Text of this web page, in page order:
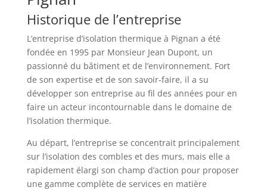
Historique de l’entreprise
L’entreprise d’isolation thermique à Pignan a été
fondée en 1995 par Monsieur Jean Dupont, un
passionné du bâtiment et de l’environnement. Fort
de son expertise et de son savoir-faire, il a su
développer son entreprise au fil des années pour en
faire un acteur incontournable dans le domaine de
l’isolation thermique.
Au départ, l’entreprise se concentrait principalement
sur l’isolation des combles et des murs, mais elle a
rapidement élargi son champ d’action pour proposer
une gamme complète de services en matière